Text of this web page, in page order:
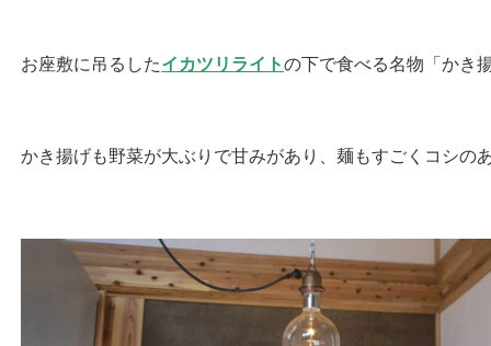
お座敷に吊るしたイカツリライトの下で食べる名物「かき
かき揚げも野菜が大ぶりで甘みがあり、麺もすごくコシの